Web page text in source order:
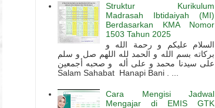
Struktur Kurikulum
Madrasah Ibtidaiyah (MI)
Berdasarkan KMA Nomor
1503 Tahun 2025
السلام عليكم و رحمة الله و
بركاته بسم الله و الحمد لله اللهم صل و سلم
على سيدنا محمد و على أله و صحبه أجمعين
Salam Sahabat Hanapi Bani . ...
Cara Mengisi Jadwal
Mengajar di EMIS GTK